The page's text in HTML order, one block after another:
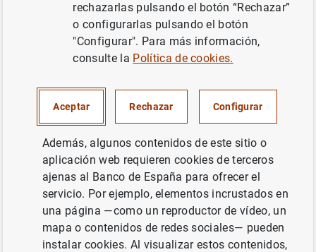
SITUACIÓN ECONÓMICA
ESPAÑA
Estado financiero consolidado del
eurosistema a 13 de marzo de 2020 (382
KB
rechazarlas pulsando el botón “Rechazar”
o configurarlas pulsando el botón
"Configurar". Para más información,
consulte la Política de cookies.
Aceptar Rechazar Configurar
Además, algunos contenidos de este sitio o
aplicación web requieren cookies de terceros
ajenas al Banco de España para ofrecer el
servicio. Por ejemplo, elementos incrustados en
una página —como un reproductor de vídeo, un
mapa o contenidos de redes sociales— pueden
instalar cookies. Al visualizar estos contenidos,